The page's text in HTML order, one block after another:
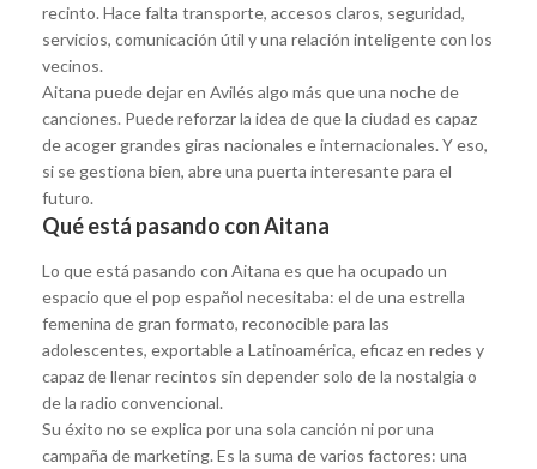
recinto. Hace falta transporte, accesos claros, seguridad,
servicios, comunicación útil y una relación inteligente con los
vecinos.
Aitana puede dejar en Avilés algo más que una noche de
canciones. Puede reforzar la idea de que la ciudad es capaz
de acoger grandes giras nacionales e internacionales. Y eso,
si se gestiona bien, abre una puerta interesante para el
futuro.
Qué está pasando con Aitana
Lo que está pasando con Aitana es que ha ocupado un
espacio que el pop español necesitaba: el de una estrella
femenina de gran formato, reconocible para las
adolescentes, exportable a Latinoamérica, eficaz en redes y
capaz de llenar recintos sin depender solo de la nostalgia o
de la radio convencional.
Su éxito no se explica por una sola canción ni por una
campaña de marketing. Es la suma de varios factores: una